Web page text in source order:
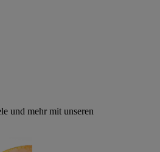
und mehr mit unseren